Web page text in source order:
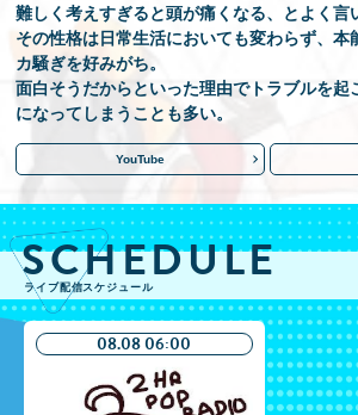
難しく考えすぎると頭が痛くなる、とよく言
その性格は日常生活においても変わらず、本
カ騒ぎを好みがち。
面白そうだからといった理由でトラブルを起
になってしまうことも多い。
YouTube
SCHEDULE
ライブ配信スケジュール
08.08 06:00